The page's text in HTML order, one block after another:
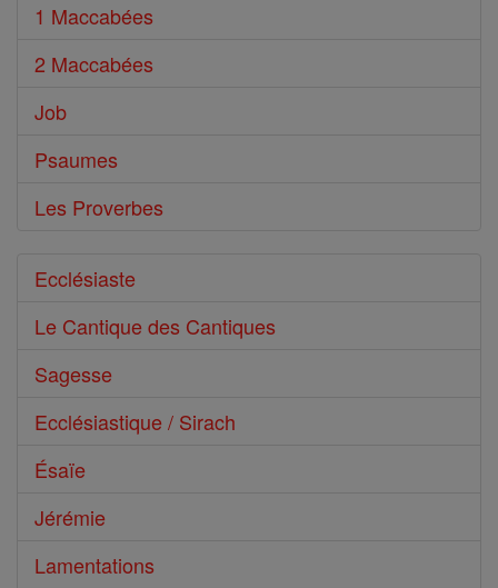
1 Maccabées
2 Maccabées
Job
Psaumes
Les Proverbes
Ecclésiaste
Le Cantique des Cantiques
Sagesse
Ecclésiastique / Sirach
Ésaïe
Jérémie
Lamentations